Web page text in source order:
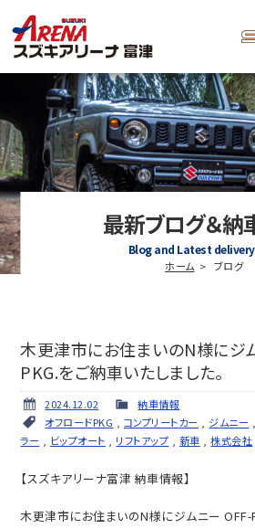
最新ブログ＆納
Blog and Latest
ホーム ブログ
木更津市にお住まいのN様にジ
PKG.をご納車いたしました。
2024.12.02
納車情報
オフロードPKG
コンプリートカー ジムニー
ラー
ビップオート リフトアップ 新車 ,株式会社
【スズキアリーナ富津 納車情報】
木更津市にお住まいのN様にジムニー OFF-